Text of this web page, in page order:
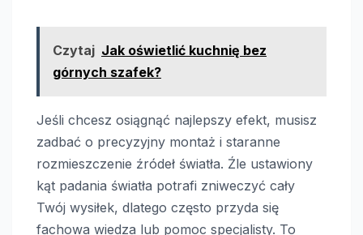
Czytaj Jak oświetlić kuchnię bez
górnych szafek?
Jeśli chcesz osiągnąć najlepszy efekt, musisz
zadbać o precyzyjny montaż i staranne
rozmieszczenie źródeł światła. Źle ustawiony
kąt padania światła potrafi zniweczyć cały
Twój wysiłek, dlatego często przyda się
fachowa wiedza lub pomoc specjalisty. To